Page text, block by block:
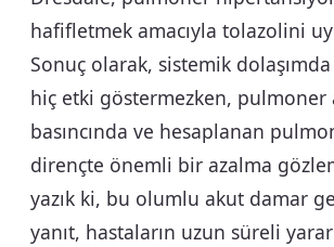
hafifletmek amacıyla tolazolini
Sonuç olarak, sistemik
hiç etki göstermezken, pulmoner
basıncında ve hesaplanan
dirençte önemli bir azalma
yazık ki, bu olumlu akut damar
yanıt, hastaların uzun süreli